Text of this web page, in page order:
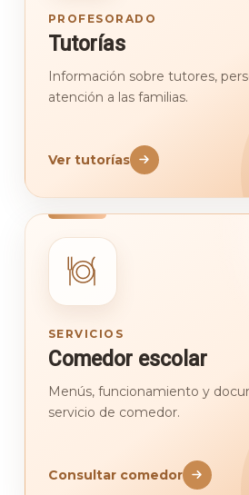
PROFESORADO
Tutorías
Información sobre tutores,
atención a las familias.
Ver tutorías
SERVICIOS
Comedor escolar
Menús, funcionamiento y
servicio de comedor.
Consultar comedor